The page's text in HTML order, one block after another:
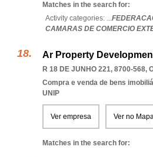
Matches in the search for:
Activity categories: ...
CAMARAS DE COMERCIO
Ar Property
R 18 DE JUNHO 221, 8700-568,
Compra e venda de bens
UNIP
Ver empresa Ver no
Matches in the search for: